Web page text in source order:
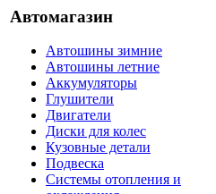
Автомагазин
Автошины зимние
Автошины летние
Аккумуляторы
Глушители
Двигатели
Диски для колес
Кузовные детали
Подвеска
Системы отопления и